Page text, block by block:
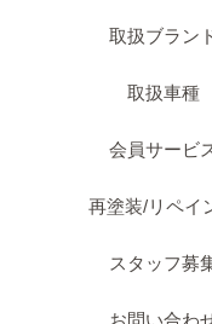
取扱ブラン
取扱車種
会員サービ
再塗装/リペイ
スタッフ募